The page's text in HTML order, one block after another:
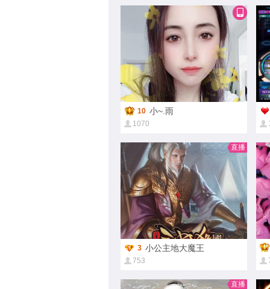
10 小~.雨
1070
3 小公主地大魔王
753
直播
直播